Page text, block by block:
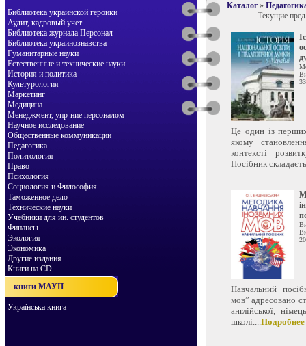
Библиотека украинской героики
Аудит, кадровый учет
Библиотека журнала Персонал
Библиотека украинознавства
Гуманитарные науки
Естественные и технические науки
История и политика
Культурология
Маркетинг
Медицина
Менеджмент, упр-ние персоналом
Научное исследование
Общественные коммуникации
Педагогика
Политология
Право
Психология
Социология и Философия
Таможенное дело
Технические науки
Учебники для ин. студентов
Финансы
Экология
Экономика
Другие издания
Книги на CD
книги МАУП
Українська книга
Каталог»
Текущие
Це один із
якому
контексті
Посібник
Навчальний
мов” адресовано
англійської,
школі....Подробнее